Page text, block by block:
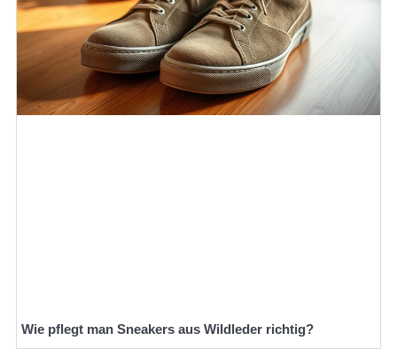
Wie pflegt man Sneakers aus Wildleder richtig?